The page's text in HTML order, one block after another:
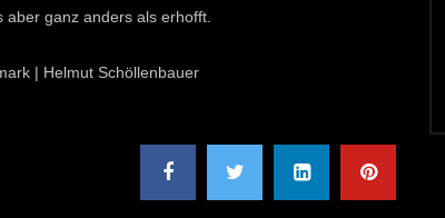
aber ganz anders als erhofft.
| Helmut Schöllenbauer